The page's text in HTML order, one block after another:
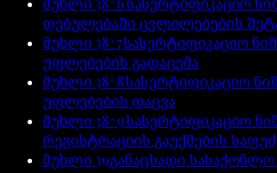
დებულებაში ცვლილებების
მუხლი38^7სასერტიფიკაციო
უფლებების გადაცემა
მუხლი38^8სასერტიფიკაციო
უფლებების დაცვა
მუხლი38^9სასერტიფიკაციო
რეგისტრაციის გაუქმების
მუხლი39განაცხადი სასაქონლო